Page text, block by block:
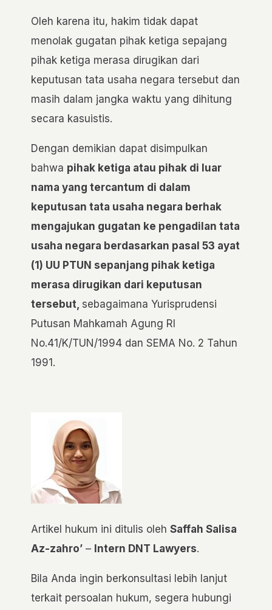
Oleh karena itu, hakim tidak dapat
menolak gugatan pihak ketiga sepajang
pihak ketiga merasa dirugikan dari
keputusan tata usaha negara tersebut dan
masih dalam jangka waktu yang dihitung
secara kasuistis.
Dengan demikian dapat disimpulkan
bahwa pihak ketiga atau pihak di luar
nama yang tercantum di dalam
keputusan tata usaha negara berhak
mengajukan gugatan ke pengadilan tata
usaha negara berdasarkan pasal 53 ayat
(1) UU PTUN sepanjang pihak ketiga
merasa dirugikan dari keputusan
tersebut, sebagaimana Yurisprudensi
Putusan Mahkamah Agung RI
No.41/K/TUN/1994 dan SEMA No. 2 Tahun
1991.
Artikel hukum ini ditulis oleh Saffah Salisa
Az-zahro’ – Intern DNT Lawyers.
Bila Anda ingin berkonsultasi lebih lanjut
terkait persoalan hukum, segera hubungi